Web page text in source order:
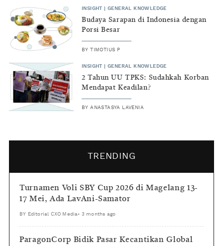
INSIGHT |GENERAL KNOWLEDGE
Budaya Sarapan di Indonesia dengan
Porsi Besar
BYTIMOTIUS P
INSIGHT |GENERAL KNOWLEDGE
2 Tahun UU TPKS: Sudahkah Korban
Mendapat Keadilan?
BYANASTASYA LAVENIA
TRENDING
Turnamen Voli SBY Cup 2026 di Magelang 13-
17 Mei, Ada LavAni-Samator
BY Editorial CXO Media • 3 months ago
ParagonCorp Bidik Pasar Kecantikan Global